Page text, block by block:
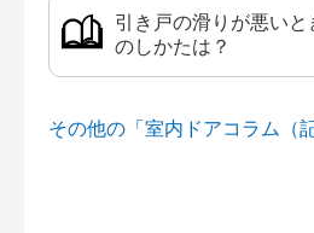
引き戸の滑りが悪い
のしかたは？
その他の「室内ドアコラム（